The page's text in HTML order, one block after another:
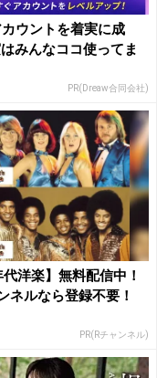
ウントを着実に成
みんなココ使ってま
PR(Dreaw合同会社)
代洋楽】無料配信中！
ネルなら登録不要！
PR(Rチャンネル)